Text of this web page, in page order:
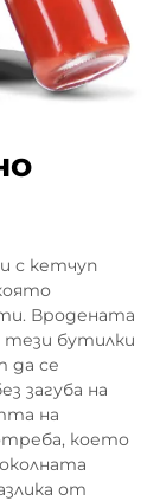
с кетчуп
Вродената
бутилки
да се
загуба на
на
което
от